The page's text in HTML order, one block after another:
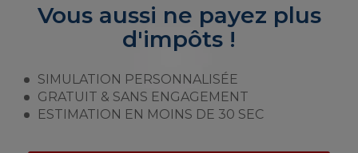
Vous aussi ne payez plus
d'impôts !
SIMULATION PERSONNALISÉE
GRATUIT & SANS ENGAGEMENT
ESTIMATION EN MOINS DE 30 SEC